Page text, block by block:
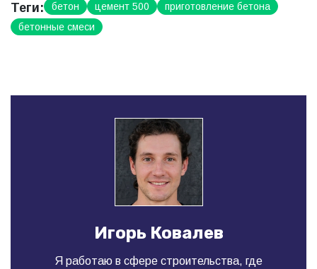
Теги: бетон цемент 500
приготовление бетона
бетонные смеси
Игорь Ковалев
Я работаю в сфере строительства, где